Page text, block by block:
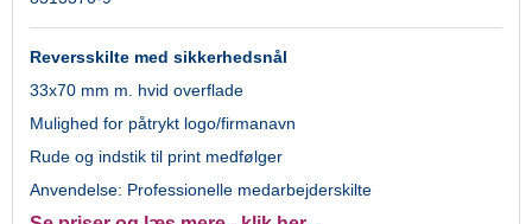
Reversskilte med sikkerhedsnål
33x70 mm m. hvid overflade
Mulighed for påtrykt logo/firmanavn
Rude og indstik til print medfølger
Anvendelse: Professionelle medarbejderskilte